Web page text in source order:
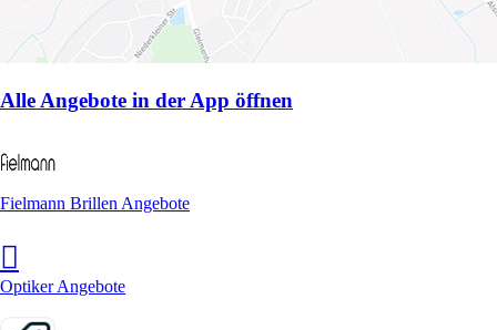
Alle Angebote in der App öffnen
Fielmann Brillen Angebote
Optiker Angebote